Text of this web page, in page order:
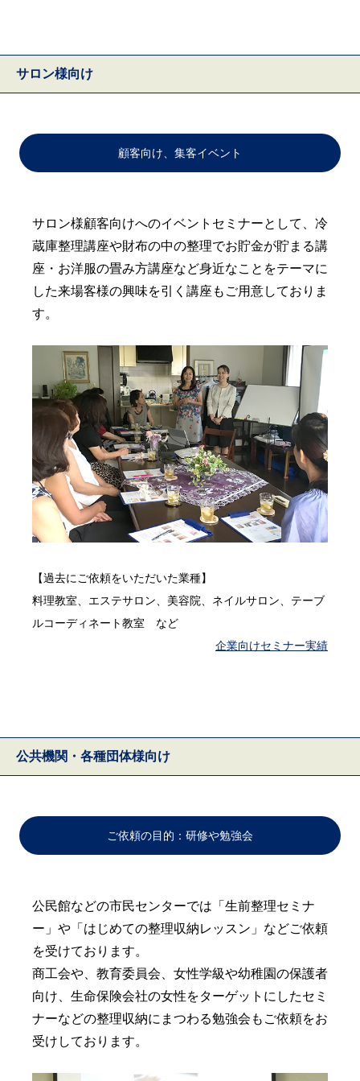
サロン様向け
顧客向け、集客イベント
サロン様顧客向けへのイベントセミナーとして、冷
蔵庫整理講座や財布の中の整理でお貯金が貯まる講
座・お洋服の畳み方講座など身近なことをテーマに
した来場客様の興味を引く講座もご用意しておりま
す。
【過去にご依頼をいただいた業種】
料理教室、エステサロン、美容院、ネイルサロン、テーブ
ルコーディネート教室 など
企業向けセミナー実績
公共機関・各種団体様向け
ご依頼の目的：研修や勉強会
公民館などの市民センターでは「生前整理セミナ
ー」や「はじめての整理収納レッスン」などご依頼
を受けております。
商工会や、教育委員会、女性学級や幼稚園の保護者
向け、生命保険会社の女性をターゲットにしたセミ
ナーなどの整理収納にまつわる勉強会もご依頼をお
受けしております。